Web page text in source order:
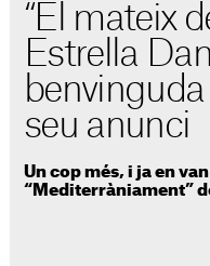
“El mateix
Estrella
benvinguda
seu anunci
Un cop més, i ja en
“Mediterràniament”